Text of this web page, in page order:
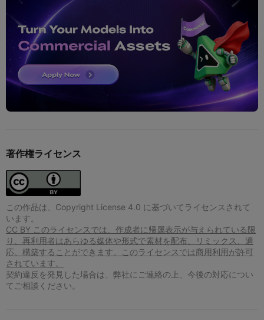
著作権ライセンス
この作品は、Copyright License 4.0 に基づいてライセンスされて
います。
CC BY このライセンスでは、作成者に帰属表示が与えられている限
り、再利用者はあらゆる媒体や形式で素材を配布、リミックス、適
応、構築することができます。このライセンスでは商用利用が許可
されています。
契約違反を発見した場合は、弊社にご連絡の上、今後の対応につい
てご相談ください。